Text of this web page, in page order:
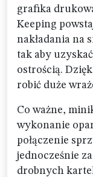
grafika
Keeping
nakładania na
tak aby
ostrością.
robić duże
Co ważne,
wykonanie
połączenie
jednocześnie
drobnych